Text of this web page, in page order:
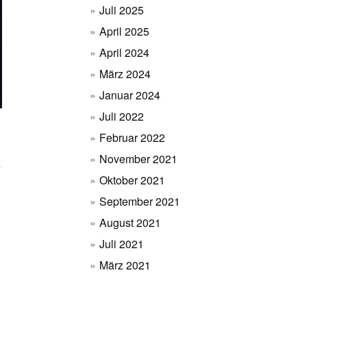
Juli 2025
April 2025
April 2024
März 2024
Januar 2024
Juli 2022
Februar 2022
November 2021
Oktober 2021
September 2021
August 2021
Juli 2021
März 2021